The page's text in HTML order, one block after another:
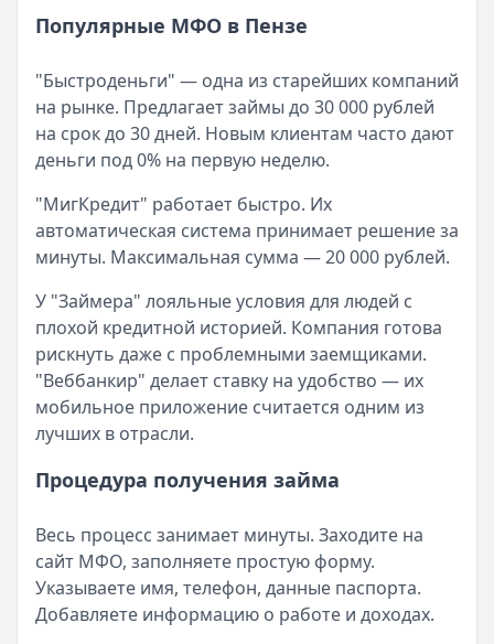
Категория:
Читать новость
Популярные МФО в Пензе
"Быстроденьги" — одна из старейших компаний
на рынке. Предлагает займы до 30 000 рублей
на срок до 30 дней. Новым клиентам часто дают
деньги под 0% на первую неделю.
"МигКредит" работает быстро. Их
автоматическая система принимает решение за
минуты. Максимальная сумма — 20 000 рублей.
У "Займера" лояльные условия для людей с
плохой кредитной историей. Компания готова
рискнуть даже с проблемными заемщиками.
"Веббанкир" делает ставку на удобство — их
мобильное приложение считается одним из
лучших в отрасли.
Процедура получения займа
Весь процесс занимает минуты. Заходите на
сайт МФО, заполняете простую форму.
Указываете имя, телефон, данные паспорта.
Добавляете информацию о работе и доходах.